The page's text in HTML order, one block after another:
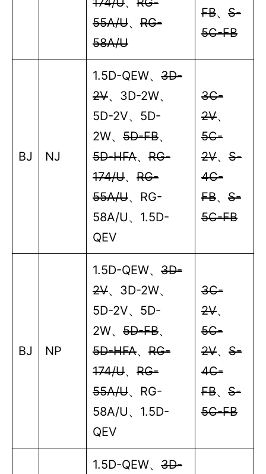
55A/U、 RG-
58A/U
FB、 S-
5C-FB
BJ NJ
1.5D-QEW、 3D-
2V、 3D-2W、
5D-2V、 5D-
2W、 5D-FB、
5D-HFA、 RG-
174/U、 RG-
55A/U、 RG-
58A/U、 1.5D-
QEV
3C-
2V、
5C-
2V、 S-
4C-
FB、 S-
5C-FB
BJ NP
1.5D-QEW、 3D-
2V、 3D-2W、
5D-2V、 5D-
2W、 5D-FB、
5D-HFA、 RG-
174/U、 RG-
55A/U、 RG-
58A/U、 1.5D-
QEV
3C-
2V、
5C-
2V、 S-
4C-
FB、 S-
5C-FB
1.5D-QEW、 3D-